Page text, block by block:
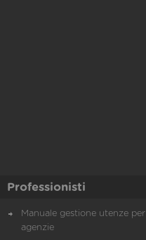
Professionisti
Manuale gestione utenze per
agenzie